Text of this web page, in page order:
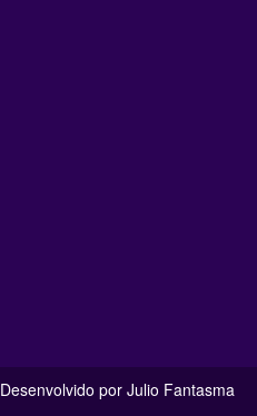
Desenvolvido por Julio Fantasma